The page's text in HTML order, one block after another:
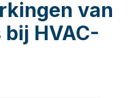
van
HVAC-